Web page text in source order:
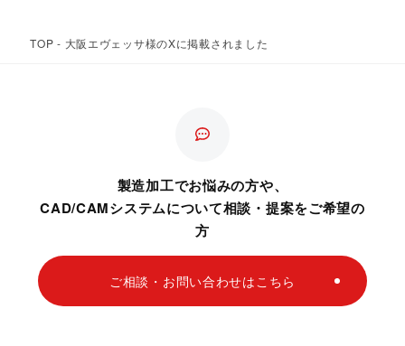
TOP - 大阪エヴェッサ様のXに掲載されました
製造加工でお悩みの方や、
CAD/CAMシステムについて相談・提案をご希望の
方
ご相談・お問い合わせはこちら